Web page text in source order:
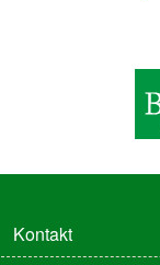
Kontakt